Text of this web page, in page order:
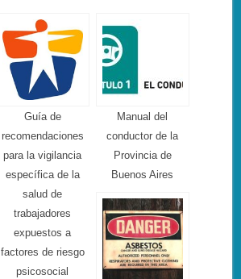
Guía de
recomendaciones
para la vigilancia
específica de la
salud de
trabajadores
expuestos a
factores de riesgo
psicosocial
Manual del
conductor de la
Provincia de
Buenos Aires